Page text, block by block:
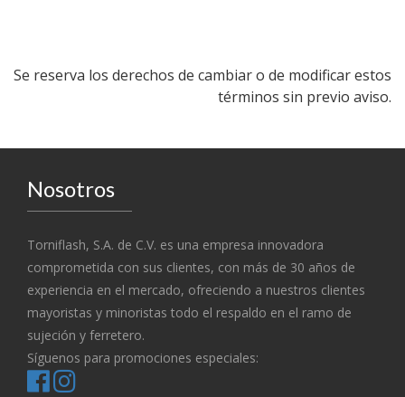
Se reserva los derechos de cambiar o de modificar estos
términos sin previo aviso.
Nosotros
Torniflash, S.A. de C.V. es una empresa innovadora
comprometida con sus clientes, con más de 30 años de
experiencia en el mercado, ofreciendo a nuestros clientes
mayoristas y minoristas todo el respaldo en el ramo de
sujeción y ferretero.
Síguenos para promociones especiales: